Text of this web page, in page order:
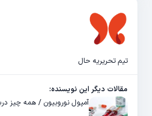
تیم تحریریه حال
مقالات دیگر این نویسنده:
آمپول نوروبیون / همه چیز